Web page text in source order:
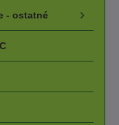
- ostatné